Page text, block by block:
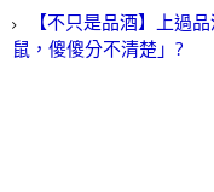
【不只是品酒】上過
鼠，傻傻分不清楚」?